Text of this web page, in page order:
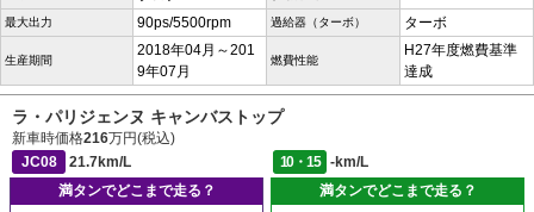
最大出力 90ps/5500rpm 過給器（ターボ） ターボ
生産期間
2018年04月～201
9年07月
燃費性能
H27年度燃費基準
達成
ラ・パリジェンヌ キャンバストップ
新車時価格216万円(税込)
JC08
21.7km/L 10・15
-km/L
満タンでどこまで走る？
満タンでどこまで走る？